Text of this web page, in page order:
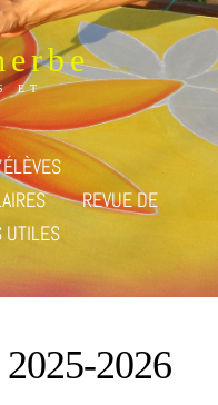
ET
REVUE DE
UTILES
2025-2026